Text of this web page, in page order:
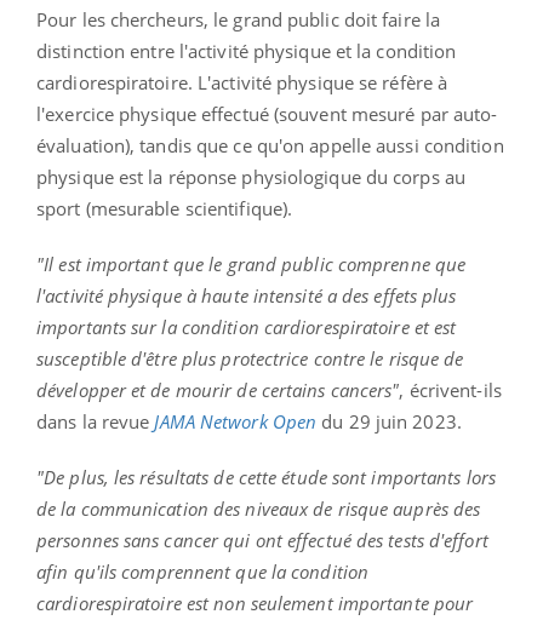
Pour les chercheurs, le grand public doit faire la
distinction entre l'activité physique et la condition
cardiorespiratoire. L'activité physique se réfère à
l'exercice physique effectué (souvent mesuré par auto-
évaluation), tandis que ce qu'on appelle aussi condition
physique est la réponse physiologique du corps au
sport (mesurable scientifique).
"Il est important que le grand public comprenne que
l'activité physique à haute intensité a des effets plus
importants sur la condition cardiorespiratoire et est
susceptible d'être plus protectrice contre le risque de
développer et de mourir de certains cancers", écrivent-ils
dans la revue JAMANetwork Open du 29 juin 2023.
"De plus, les résultats de cette étude sont importants lors
de la communication des niveaux de risque auprès des
personnes sans cancer qui ont effectué des tests d'effort
afin qu'ils comprennent que la condition
cardiorespiratoire est non seulement importante pour